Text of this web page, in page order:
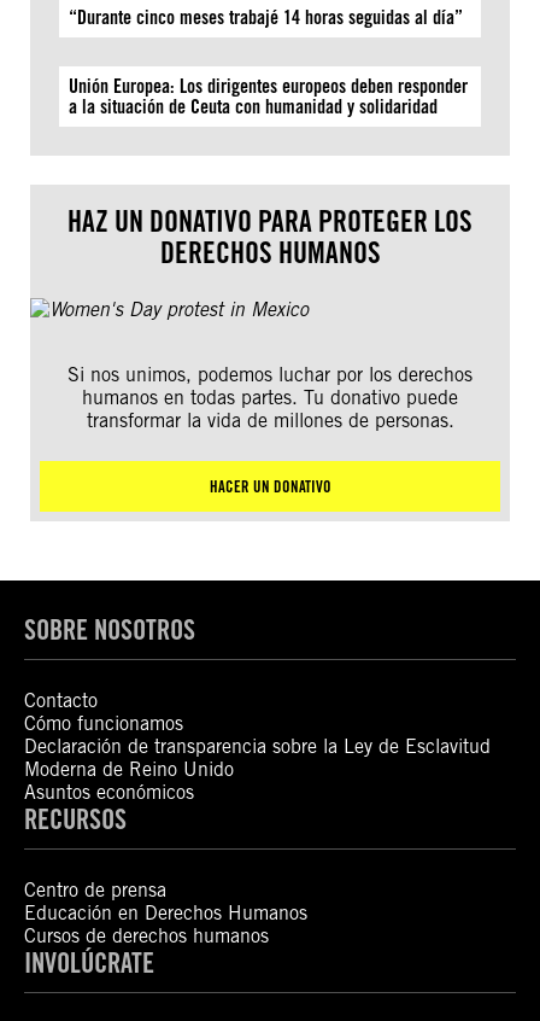
“Durante cinco meses trabajé 14 horas seguidas al día”
Unión Europea: Los dirigentes europeos deben responder
a la situación de Ceuta con humanidad y solidaridad
HAZ UN DONATIVO PARA PROTEGER LOS
DERECHOS HUMANOS
Si nos unimos, podemos luchar por los derechos
humanos en todas partes. Tu donativo puede
transformar la vida de millones de personas.
HACER UN DONATIVO
SOBRE NOSOTROS
Contacto
Cómo funcionamos
Declaración de transparencia sobre la Ley de Esclavitud
Moderna de Reino Unido
Asuntos económicos
RECURSOS
Centro de prensa
Educación en Derechos Humanos
Cursos de derechos humanos
INVOLÚCRATE